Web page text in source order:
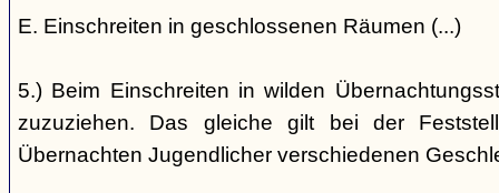
E. Einschreiten in geschlossenen Räumen (...)
5.) Beim Einschreiten in wilden
zuzuziehen. Das gleiche gilt bei der
Übernachten Jugendlicher verschiedenen